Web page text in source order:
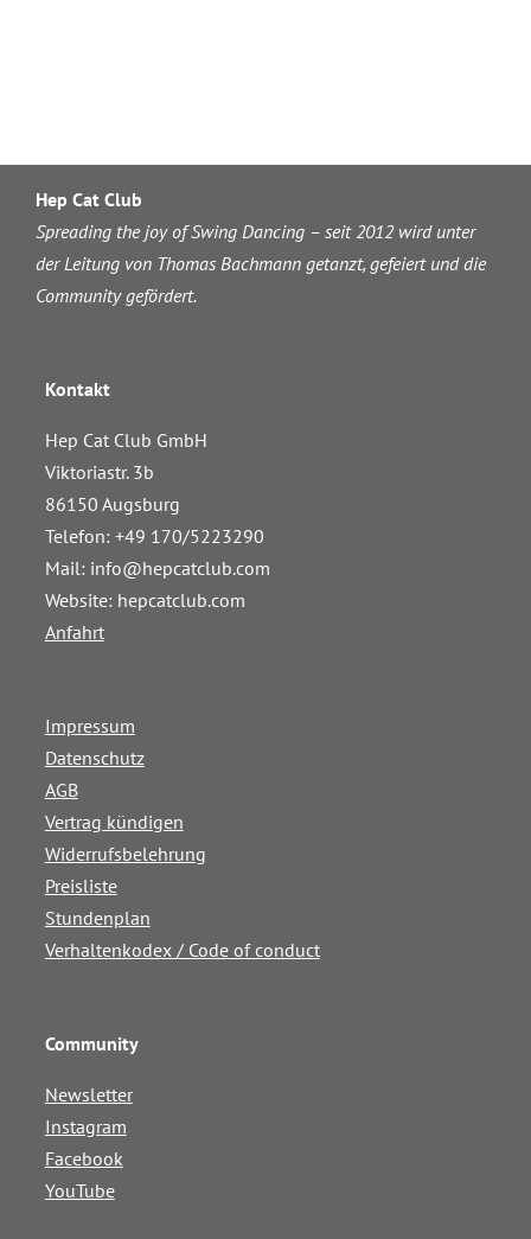
Hep Cat Club
Spreading the joy of Swing Dancing – seit 2012 wird unter
der Leitung von Thomas Bachmann getanzt, gefeiert und die
Community gefördert.
Kontakt
Hep Cat Club GmbH
Viktoriastr. 3b
86150 Augsburg
Telefon: +49 170/5223290
Mail: info@hepcatclub.com
Website: hepcatclub.com
Anfahrt
Impressum
Datenschutz
AGB
Vertrag kündigen
Widerrufsbelehrung
Preisliste
Stundenplan
Verhaltenkodex / Code of conduct
Community
Newsletter
Instagram
Facebook
YouTube